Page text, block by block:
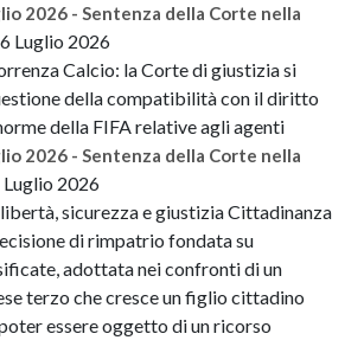
2026 - Sentenza della Corte nella
Luglio 2026
Calcio: la Corte di giustizia si
della compatibilità con il diritto
della FIFA relative agli agenti
2026 - Sentenza della Corte nella
Luglio 2026
sicurezza e giustizia Cittadinanza
di rimpatrio fondata su
adottata nei confronti di un
terzo che cresce un figlio cittadino
essere oggetto di un ricorso